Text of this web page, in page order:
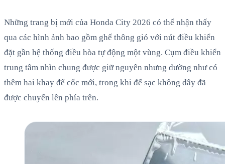
Những trang bị mới của Honda City 2026 có thể nhận thấy
qua các hình ảnh bao gồm ghế thông gió với nút điều khiển
đặt gần hệ thống điều hòa tự động một vùng. Cụm điều khiển
trung tâm nhìn chung được giữ nguyên nhưng dường như có
thêm hai khay để cốc mới, trong khi đế sạc không dây đã
được chuyển lên phía trên.